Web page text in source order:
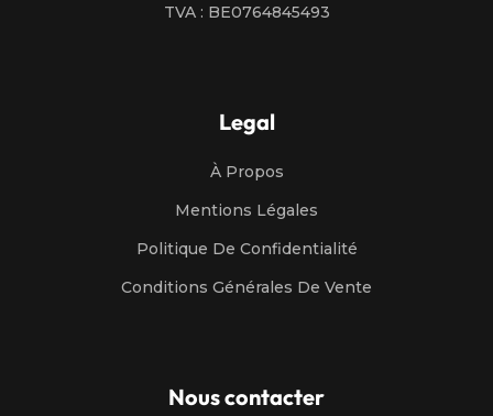
TVA : BE0764845493
Legal
À Propos
Mentions Légales
Politique De Confidentialité
Conditions Générales De Vente
Nous contacter